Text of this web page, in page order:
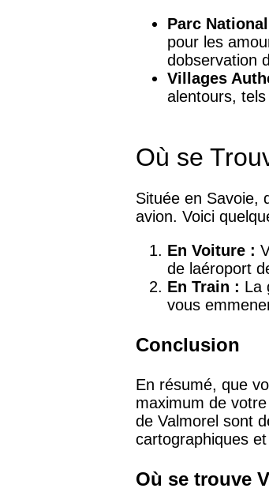
Parc
pour les
dobservation
Villages
alentours,
Où se
Située en Savoie,
avion. Voici
En Voiture :
de laéroport
En Train : La
vous
Conclusion
En résumé, que
maximum de
de Valmorel sont
cartographiques
Où se trouve